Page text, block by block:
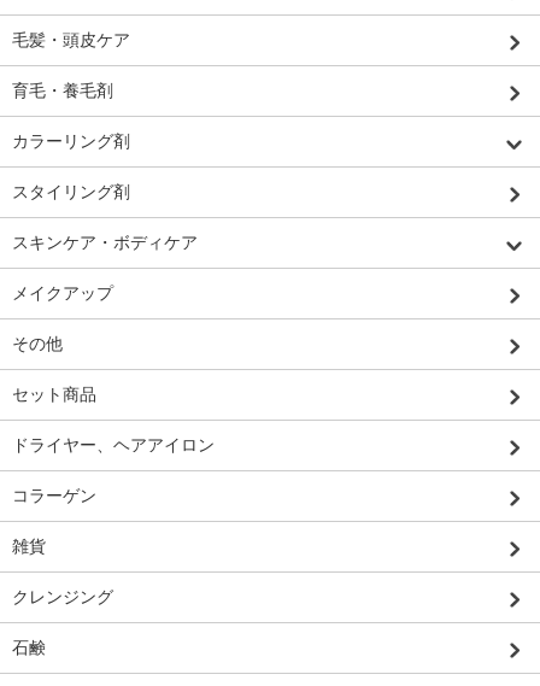
毛髪・頭皮ケア
育毛・養毛剤
カラーリング剤
スタイリング剤
スキンケア・ボディケア
メイクアップ
その他
セット商品
ドライヤー、ヘアアイロン
コラーゲン
雑貨
クレンジング
石鹸